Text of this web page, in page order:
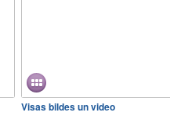
Visas bildes un video